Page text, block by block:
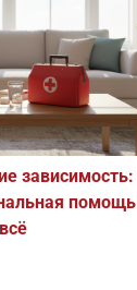
зависимость:
помощь